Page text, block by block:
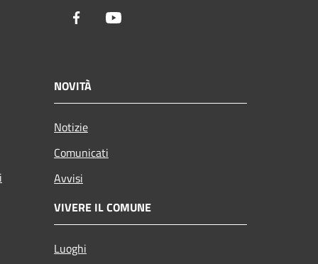
Facebook
NOVITÀ
Notizie
Comunicati
Avvisi
VIVERE IL COMUNE
Luoghi